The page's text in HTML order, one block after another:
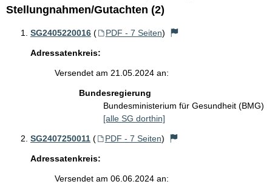
Stellungnahmen/Gutachten (2)
SG2405220016 ( PDF - 7 Seiten)
Adressatenkreis:
Versendet am 21.05.2024 an:
Bundesregierung
Bundesministerium für Gesundheit (BMG)
[alle SG dorthin]
SG2407250011 ( PDF - 7 Seiten)
Adressatenkreis:
Versendet am 06.06.2024 an: